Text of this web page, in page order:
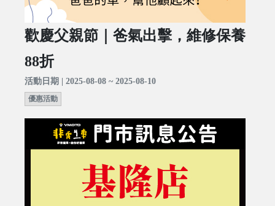
歡慶父親節｜爸氣出擊，維修保養
88折
活動日期 | 2025-08-08 ~ 2025-08-10
優惠活動